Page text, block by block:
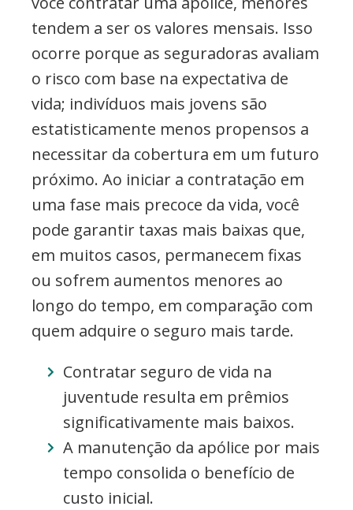
tendem a ser os valores mensais. Isso
ocorre porque as seguradoras avaliam
o risco com base na expectativa de
vida; indivíduos mais jovens são
estatisticamente menos propensos a
necessitar da cobertura em um futuro
próximo. Ao iniciar a contratação em
uma fase mais precoce da vida, você
pode garantir taxas mais baixas que,
em muitos casos, permanecem fixas
ou sofrem aumentos menores ao
longo do tempo, em comparação com
quem adquire o seguro mais tarde.
Contratar seguro de vida na
juventude resulta em prêmios
significativamente mais baixos.
A manutenção da apólice por mais
tempo consolida o benefício de
custo inicial.